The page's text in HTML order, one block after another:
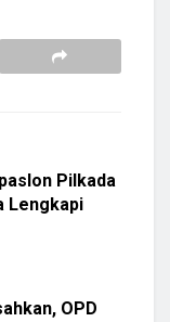
Pilkada
Lengkapi
OPD